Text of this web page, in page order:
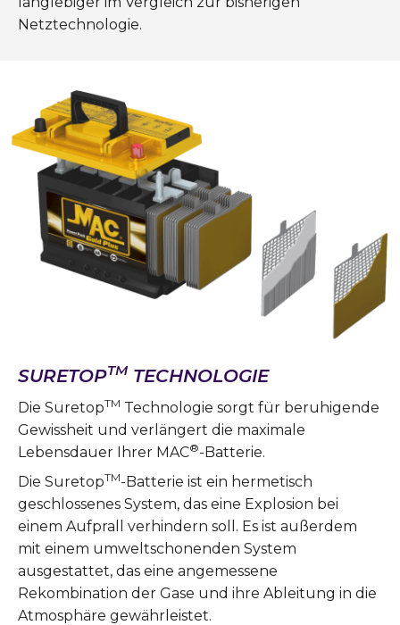
Netztechnologie.
SURETOPTM TECHNOLOGIE
Die SuretopTM Technologie sorgt für beruhigende
Gewissheit und verlängert die maximale
Lebensdauer Ihrer MAC®-Batterie.
Die SuretopTM-Batterie ist ein hermetisch
geschlossenes System, das eine Explosion bei
einem Aufprall verhindern soll. Es ist außerdem
mit einem umweltschonenden System
ausgestattet, das eine angemessene
Rekombination der Gase und ihre Ableitung in die
Atmosphäre gewährleistet.